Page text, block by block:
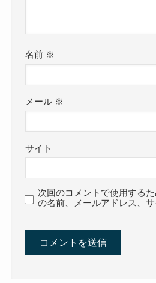
名前 ※
メール ※
サイト
次回のコメントで使用する
の名前、メールアドレス、サ